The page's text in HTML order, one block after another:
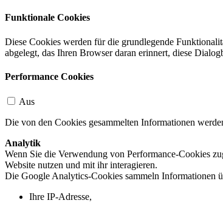
Funktionale Cookies
Diese Cookies werden für die grundlegende
abgelegt, das Ihren Browser daran erinnert, diese
Performance Cookies
Aus
Die von den Cookies gesammelten Informationen
Analytik
Wenn Sie die Verwendung von Performance-Cookies
Website nutzen und mit ihr interagieren.
Die Google Analytics-Cookies sammeln Informationen
Ihre IP-Adresse,